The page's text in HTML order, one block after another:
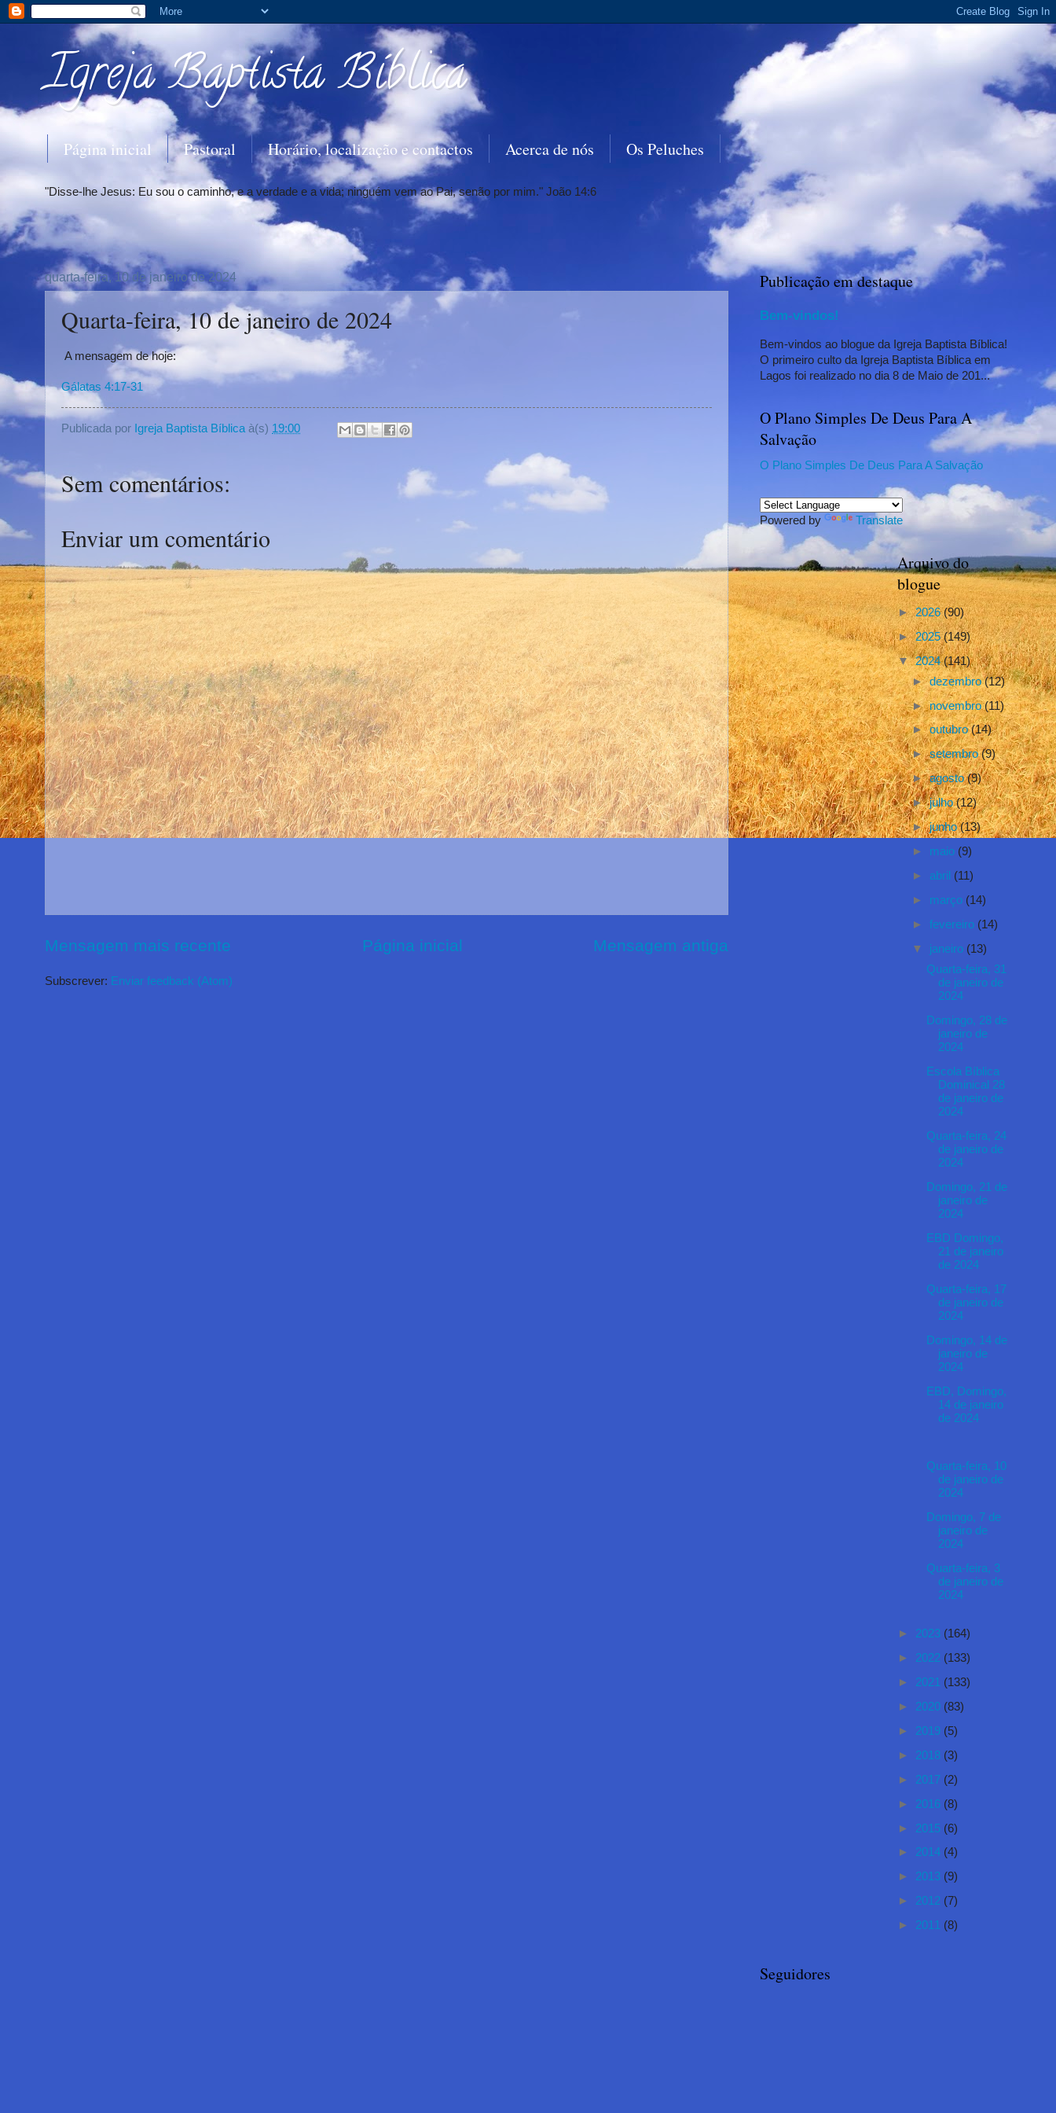
Igreja Baptista Bíblica
Página inicial Pastoral Horário, localização e contactos Acerca de nós Os Peluches
"Disse-lhe Jesus: Eu sou o caminho, e a verdade e a vida; ninguém vem ao Pai, senão por mim." João 14:6
quarta-feira, 10 de janeiro de 2024
Quarta-feira, 10 de janeiro de 2024
A mensagem de hoje:
Gálatas 4:17-31
Publicada por Igreja Baptista Bíblica à(s) 19:00
Sem comentários:
Enviar um comentário
Mensagem mais recente Mensagem antiga
Página inicial
Subscrever: Enviar feedback (Atom)
Publicação em destaque
Bem-vindos!
Bem-vindos ao blogue da Igreja Baptista Bíblica!
O primeiro culto da Igreja Baptista Bíblica em
Lagos foi realizado no dia 8 de Maio de 201...
O Plano Simples De Deus Para A
Salvação
O Plano Simples De Deus Para A Salvação
Powered by Translate
Arquivo do
blogue
►2026(90)
►2025(149)
▼2024(141)
►dezembro(12)
►novembro(11)
►outubro(14)
►setembro(9)
►agosto(9)
►julho(12)
►junho(13)
► maio (9)
► abril (11)
► março (14)
► fevereiro (14)
▼ janeiro (13)
Quarta-feira, 31
de janeiro de
2024
Domingo, 28 de
janeiro de
2024
Escola Bíblica
Dominical 28
de janeiro de
2024
Quarta-feira, 24
de janeiro de
2024
Domingo, 21 de
janeiro de
2024
EBD Domingo,
21 de janeiro
de 2024
Quarta-feira, 17
de janeiro de
2024
Domingo, 14 de
janeiro de
2024
EBD, Domingo,
14 de janeiro
de 2024
Quarta-feira, 10
de janeiro de
2024
Domingo, 7 de
janeiro de
2024
Quarta-feira, 3
de janeiro de
2024
► 2023 (164)
► 2022 (133)
► 2021 (133)
► 2020 (83)
► 2019 (5)
► 2018 (3)
► 2017 (2)
► 2016 (8)
► 2015 (6)
► 2014 (4)
► 2013 (9)
► 2012 (7)
► 2011 (8)
Seguidores